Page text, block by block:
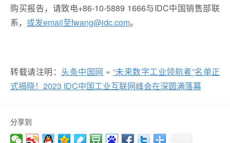
购买报告，请致电+86-10-5889 1666与IDC中国销售部联
系， 或发email至fwang@idc.com。
转载请注明： 头条中国网 » “未来数字工业领航者”名单正
式揭晓！2023 IDC中国工业互联网峰会在深圆满落幕
分享到